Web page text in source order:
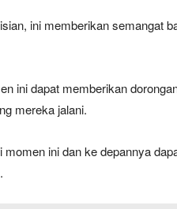
ini memberikan semangat
ini dapat memberikan
mereka jalani.
ini dan ke depannya